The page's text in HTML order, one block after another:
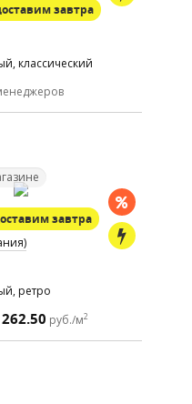
завтра
классический
завтра
ретро
руб./м2